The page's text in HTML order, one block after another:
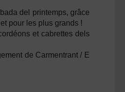
del printemps, grâce
pour les plus grands !
et cabrettes dels
de Carmentrant / E